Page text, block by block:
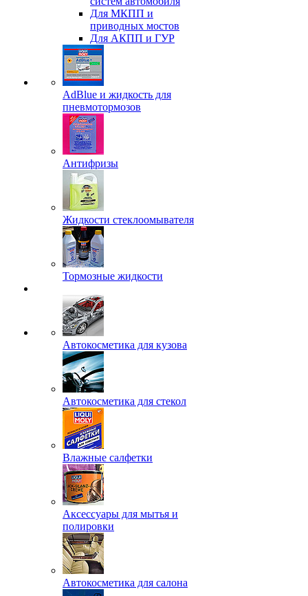
Для МКПП и
приводных мостов
Для АКПП и ГУР
AdBlue и жидкость для
пневмотормозов
Антифризы
Жидкости стеклоомывателя
Тормозные жидкости
Автокосметика для кузова
Автокосметика для стекол
Влажные салфетки
Аксессуары для мытья и
полировки
Автокосметика для салона